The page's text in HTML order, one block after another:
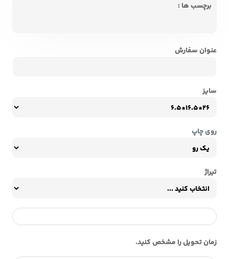
برچسب ها :
عنوان سفارش
سایز
روی چاپ
تیراژ
زمان تحویل را مشخص کنید.